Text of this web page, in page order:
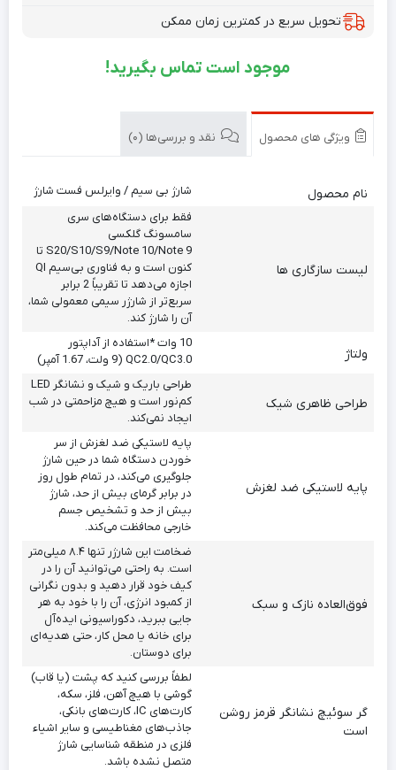
تحویل سریع در کمترین زمان ممکن
موجود است تماس بگیرید!
ویژگی های محصول نقد و بررسی‌ها (0)
نام محصول شارژ بی سیم / وایرلس فست شارژ
لیست سازگاری ها
فقط برای دستگاه‌های سری
سامسونگ گلکسی
S20/S10/S9/Note 10/Note 9 تا
کنون است و به فناوری بی‌سیم QI
اجازه می‌دهد تا تقریباً 2 برابر
سریع‌تر از شارژر سیمی معمولی شما،
آن را شارژ کند.
ولتاژ
10 وات *استفاده از آداپتور
QC2.0/QC3.0 (9 ولت، 1.67 آمپر)
طراحی ظاهری شیک
طراحی باریک و شیک و نشانگر LED
کم‌نور است و هیچ مزاحمتی در شب
ایجاد نمی‌کند.
پایه لاستیکی ضد لغزش
پایه لاستیکی ضد لغزش از سر
خوردن دستگاه شما در حین شارژ
جلوگیری می‌کند، در تمام طول روز
در برابر گرمای بیش از حد، شارژ
بیش از حد و تشخیص جسم
خارجی محافظت می‌کند.
فوق‌العاده نازک و سبک
ضخامت این شارژر تنها ۸.۴ میلی‌متر
است. به راحتی می‌توانید آن را در
کیف خود قرار دهید و بدون نگرانی
از کمبود انرژی، آن را با خود به هر
جایی ببرید، دکوراسیونی ایده‌آل
برای خانه یا محل کار، حتی هدیه‌ای
برای دوستان.
گر سوئیچ نشانگر قرمز روشن
است
لطفاً بررسی کنید که پشت (یا قاب)
گوشی با هیچ آهن، فلز، سکه،
کارت‌های IC، کارت‌های بانکی،
جاذب‌های مغناطیسی و سایر اشیاء
فلزی در منطقه شناسایی شارژ
متصل نشده باشد.